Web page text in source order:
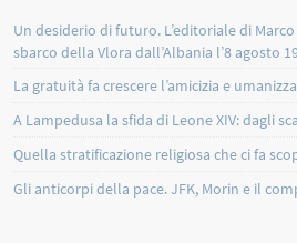
Un desiderio di futuro. L’editoriale di
sbarco della Vlora dall’Albania l’8 agosto
La gratuità fa crescere l’amicizia e
A Lampedusa la sfida di Leone XIV: dagli
Quella stratificazione religiosa che ci fa
Gli anticorpi della pace. JFK, Morin e il